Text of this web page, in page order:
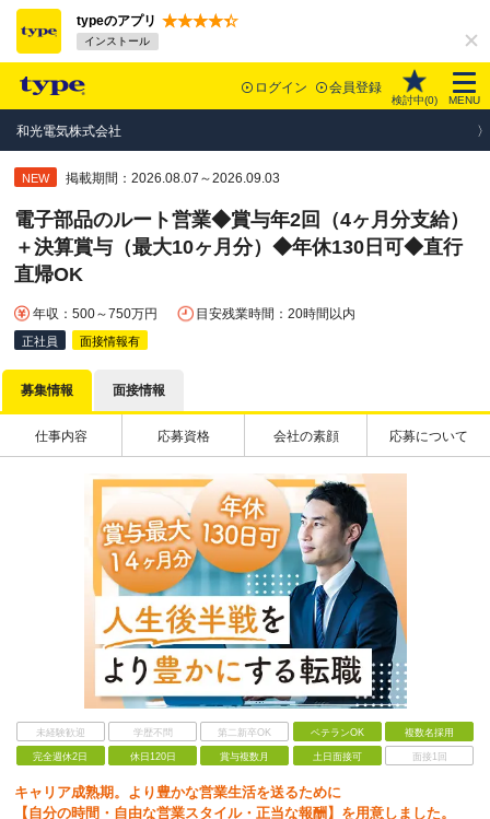
typeのアプリ
インストール
ログイン 会員登録
検討中(0) MENU
和光電気株式会社
NEW 掲載期間：2026.08.07～2026.09.03
電子部品のルート営業◆賞与年2回（4ヶ月分支給）
＋決算賞与（最大10ヶ月分）◆年休130日可◆直行
直帰OK
年収：500～750万円 目安残業時間：20時間以内
正社員 面接情報有
募集情報 面接情報
仕事内容 応募資格 会社の素顔 応募について
未経験歓迎 学歴不問 第二新卒OK ベテランOK 複数名採用
完全週休2日 休日120日 賞与複数月 土日面接可 面接1回
キャリア成熟期。より豊かな営業生活を送るために
【自分の時間・自由な営業スタイル・正当な報酬】を用意しました。